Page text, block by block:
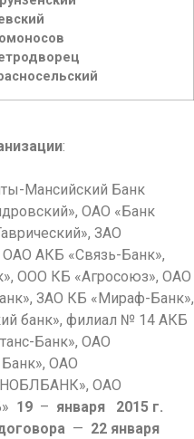
:
Мансийский Банк
ОАО «Банк
ЗАО
АКБ «Связь-Банк»,
ООО КБ «Агросоюз», ОАО
ЗАО КБ «Мираф-Банк»,
банк», филиал № 14 АКБ
Банк», ОАО
ОАО
ОАО
19 – января 2015 г.
— 22 января